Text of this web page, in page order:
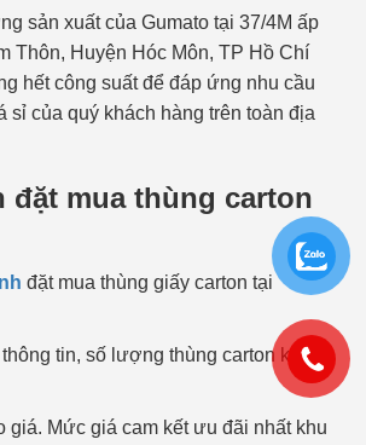
sản xuất của Gumato tại 37/4M ấp
Thôn, Huyện Hóc Môn, TP Hồ Chí
hết công suất để đáp ứng nhu cầu
sỉ của quý khách hàng trên toàn địa
đặt mua thùng carton
đặt mua thùng giấy carton tại
tin, số lượng thùng carton khách
giá. Mức giá cam kết ưu đãi nhất khu